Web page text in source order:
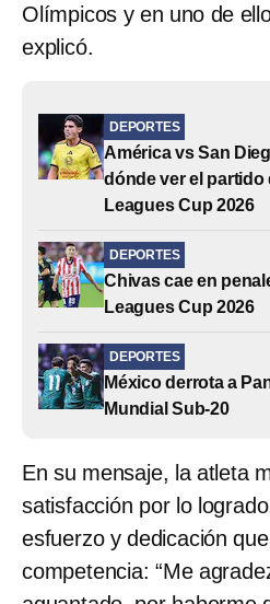
Olímpicos y en uno de
explicó.
DEPORTES
América vs San
dónde ver el partido
Leagues Cup 2026
DEPORTES
Chivas cae en
Leagues Cup 2026
DEPORTES
México derrota a
Mundial Sub-20
En su mensaje, la atleta
satisfacción por lo
esfuerzo y dedicación
competencia: “Me